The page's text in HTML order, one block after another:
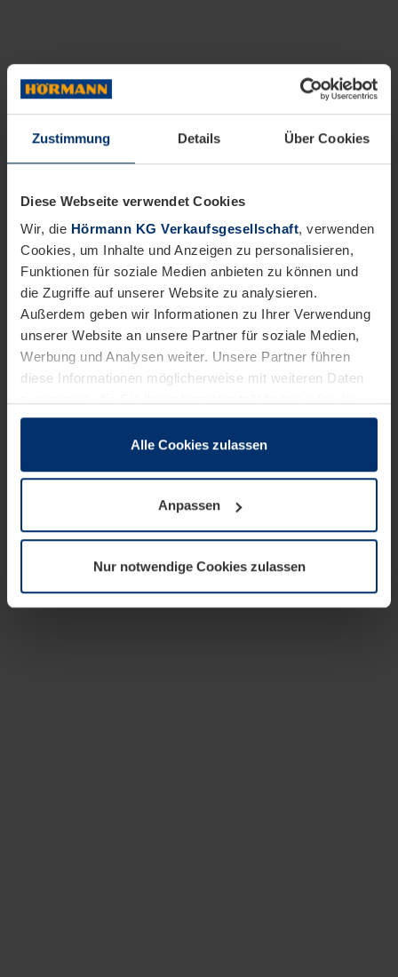
Zustimmung Details Über Cookies
Diese Webseite verwendet Cookies
Wir, die Hörmann KG Verkaufsgesellschaft, verwenden
Cookies, um Inhalte und Anzeigen zu personalisieren,
Funktionen für soziale Medien anbieten zu können und
die Zugriffe auf unserer Website zu analysieren.
Außerdem geben wir Informationen zu Ihrer Verwendung
unserer Website an unsere Partner für soziale Medien,
Werbung und Analysen weiter. Unsere Partner führen
diese Informationen möglicherweise mit weiteren Daten
sie im Rahmen Ihrer Nutzung der Dienste gesammelt
wenn diese für den Betrieb dieser Seite unbedingt
notwendig sind. Für alle anderen Cookie-Typen benötigen
wir Ihre Erlaubnis. Ihre Einwilligung können Sie jederzeit
Datenschutzerklärungunserer Website ändern oder
widerrufen.
Alle Cookies zulassen
Anpassen
Nur notwendige Cookies zulassen